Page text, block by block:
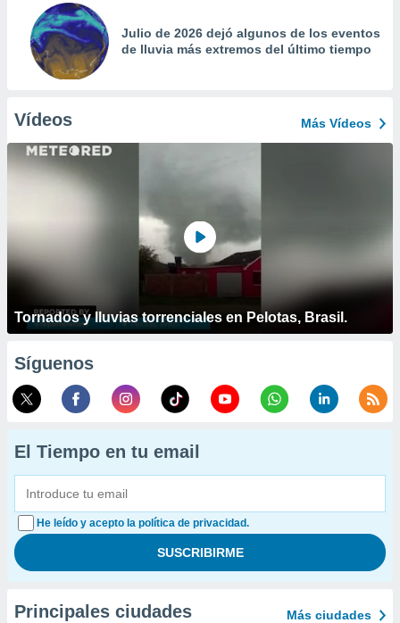
Julio de 2026 dejó algunos de los eventos
de lluvia más extremos del último tiempo
Vídeos Más Vídeos
Tornados y lluvias torrenciales en Pelotas, Brasil.
Síguenos
El Tiempo en tu email
He leído y acepto la política de privacidad.
Principales ciudades Más ciudades